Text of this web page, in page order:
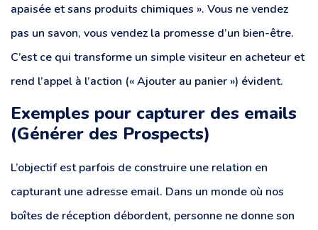
apaisée et sans produits chimiques ». Vous ne vendez
pas un savon, vous vendez la promesse d’un bien-être.
C’est ce qui transforme un simple visiteur en acheteur et
rend l’appel à l’action (« Ajouter au panier ») évident.
Exemples pour capturer des emails
(Générer des Prospects)
L’objectif est parfois de construire une relation en
capturant une adresse email. Dans un monde où nos
boîtes de réception débordent, personne ne donne son